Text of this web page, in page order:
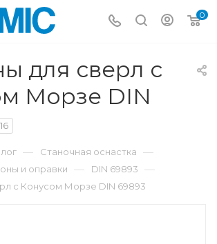
0
для сверл с
Морзе DIN
16
— Станочная оснастка —
и оправки — DIN 69893 —
с Конусом Морзе DIN 69893